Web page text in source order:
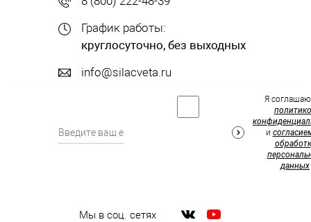
График работы:
круглосуточно, без выходных
info@silacveta.ru
Мы в соц. сетях
Я
и
данных